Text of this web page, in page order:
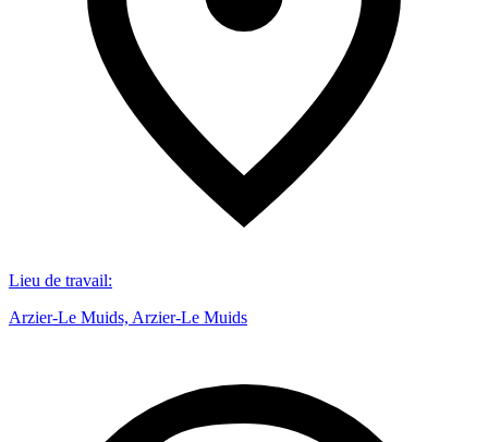
Lieu de travail:
Arzier-Le Muids, Arzier-Le Muids